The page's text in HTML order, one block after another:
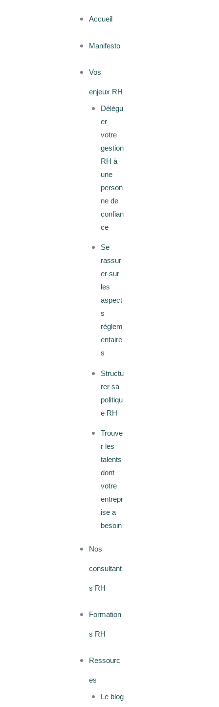
Accueil
Manifesto
Vos
enjeux RH
Délégu
er
votre
gestion
RH à
une
person
ne de
confian
ce
Se
rassur
er sur
les
aspect
s
réglem
entaire
s
Structu
rer sa
politiqu
e RH
Trouve
r les
talents
dont
votre
entrepr
ise a
besoin
Nos
consultant
s RH
Formation
s RH
Ressourc
es
Le blog